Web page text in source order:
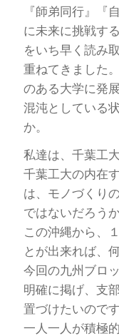
『師弟同行』『
に未来に挑戦す
をいち早く読み
重ねてきました
のある大学に発
混沌としている
か。
私達は、千葉工
千葉工大の内在
は、モノづくり
ではないだろう
この沖縄から、
とが出来れば、
今回の九州ブロ
明確に掲げ、支
置づけたいので
一人一人が積極